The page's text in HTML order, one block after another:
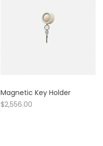
Magnetic Key Holder
$2,556.00